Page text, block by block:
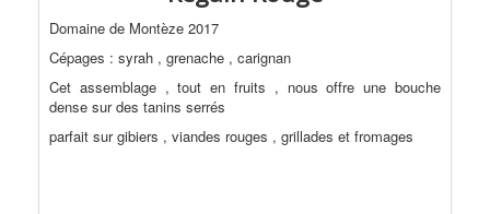
Domaine de Montèze 2017
Cépages : syrah , grenache , carignan
Cet assemblage , tout en fruits , nous offre une bouche
dense sur des tanins serrés
parfait sur gibiers , viandes rouges , grillades et fromages